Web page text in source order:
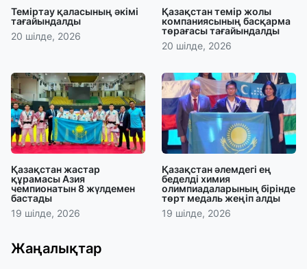
Теміртау қаласының әкімі
тағайындалды
20 шілде, 2026
Қазақстан темір жолы
компаниясының басқарма
төрағасы тағайындалды
20 шілде, 2026
Қазақстан жастар
құрамасы Азия
чемпионатын 8 жүлдемен
бастады
19 шілде, 2026
Қазақстан әлемдегі ең
беделді химия
олимпиадаларының бірінде
төрт медаль жеңіп алды
19 шілде, 2026
Жаңалықтар